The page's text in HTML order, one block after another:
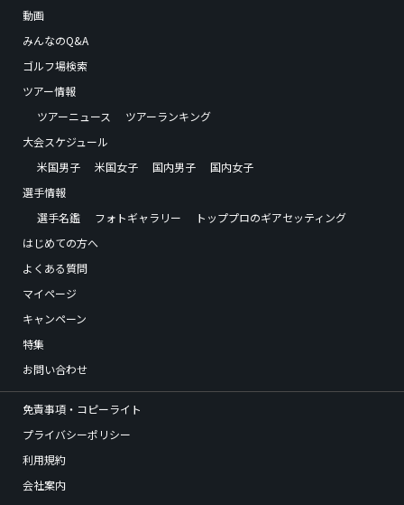
動画
みんなのQ&A
ゴルフ場検索
ツアー情報
ツアーニュース
ツアーランキング
大会スケジュール
米国男子
米国女子 国内男子
国内女子
選手情報
選手名鑑
フォトギャラリー
トッププロのギアセッティング
はじめての方へ
よくある質問
マイページ
キャンペーン
特集
お問い合わせ
免責事項・コピーライト
プライバシーポリシー
利用規約
会社案内